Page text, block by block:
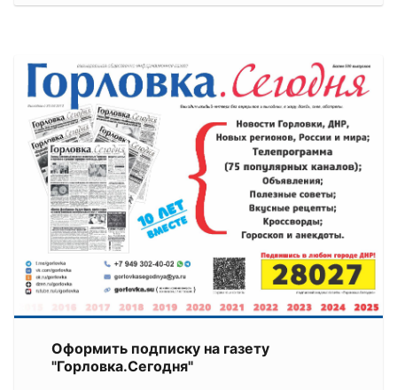
Оформить подписку на газету
"Горловка.Сегодня"